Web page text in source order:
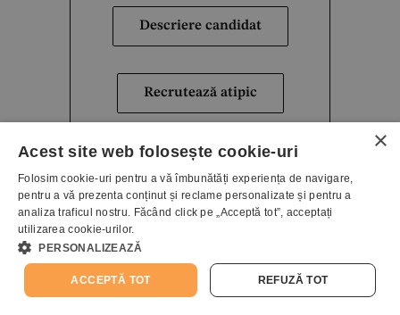
Descriere candidat
Recrutează atipic
Irina A.
Domeniu:
Arte vizuale, design grafic,
×
Acest site web folosește cookie-uri
Folosim cookie-uri pentru a vă îmbunătăți experiența de navigare,
pentru a vă prezenta conținut și reclame personalizate și pentru a
analiza traficul nostru. Făcând click pe „Acceptă tot”, acceptați
utilizarea cookie-urilor.
PERSONALIZEAZĂ
ACCEPTĂ TOT REFUZĂ TOT